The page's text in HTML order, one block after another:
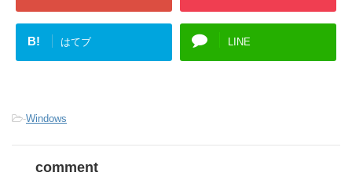
B! はてブ LINE
-Windows
comment